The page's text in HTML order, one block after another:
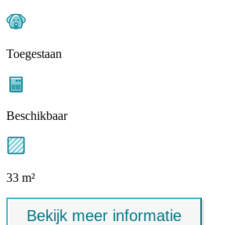
Toegestaan
Beschikbaar
33 m²
Bekijk meer informatie